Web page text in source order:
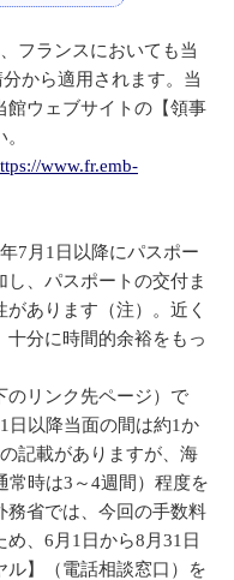
フランスにおいても当
から適用されます。当
館ウェブサイトの【領事
www.fr.emb-
7月1日以降にパスポー
し、パスポートの交付ま
あります（注）。近く
分に時間的余裕をもっ
リンク先ページ）で
日以降当面の間は約1か
記載がありますが、海
常時は3～4週間）程度を
務省では、今回の手数料
、6月1日から8月31日
ル】（電話相談窓口）を